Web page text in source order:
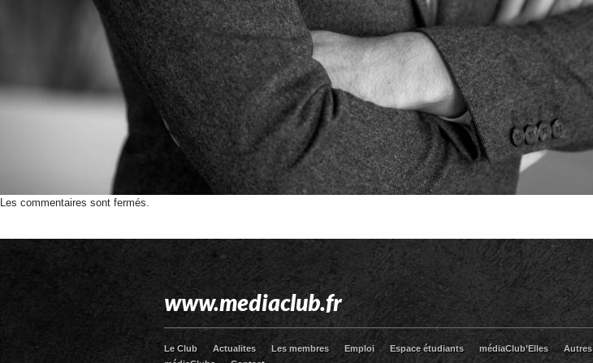
Les commentaires sont fermés.
www.mediaclub.fr
Le Club Actualites Les membres Emploi Espace étudiants médiaClub’Elles
Autres
FacebookTwitter RSS LinkedIn